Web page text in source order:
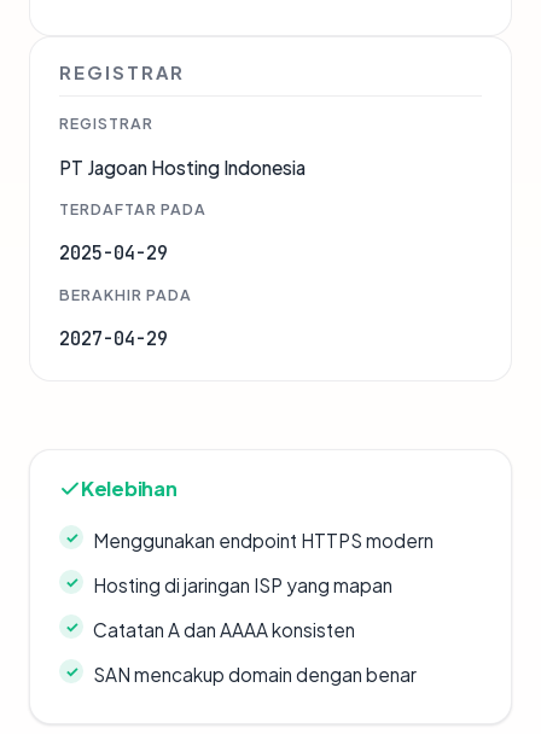
REGISTRAR
REGISTRAR
PT Jagoan Hosting Indonesia
TERDAFTAR PADA
2025-04-29
BERAKHIR PADA
2027-04-29
Kelebihan
Menggunakan endpoint HTTPS modern
Hosting di jaringan ISP yang mapan
Catatan A dan AAAA konsisten
SAN mencakup domain dengan benar